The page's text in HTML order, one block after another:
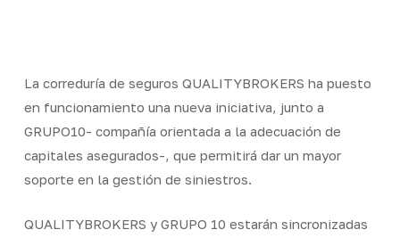
contentLa correduría de seguros QUALITYBROKERS ha puesto
en funcionamiento una nueva iniciativa, junto a
GRUPO10- compañía orientada a la adecuación de
capitales asegurados-, que permitirá dar un mayor
soporte en la gestión de siniestros.
QUALITYBROKERS y GRUPO 10 estarán sincronizadas
Menu